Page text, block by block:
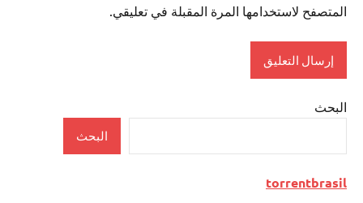
المتصفح لاستخدامها المرة المقبلة في تعليقي.
البحث
البحث
torrentbrasil